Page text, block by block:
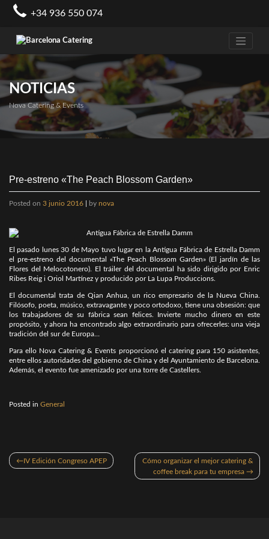
+34 936 550 074
NOTICIAS
Nova Catering & Events
Pre-estreno «The Peach Blossom Garden»
Posted on 3 junio 2016 by nova
El pasado lunes 30 de Mayo tuvo lugar en la Antigua Fábrica de Estrella Damm
el pre-estreno del documental «The Peach Blossom Garden» (El jardín de las
Flores del Melocotonero). El tráiler del documental ha sido dirigido por Enric
Ribes Reig i Oriol Martínez y producido por La Lupa Produccions.
El documental trata de Qian Anhua, un rico empresario de la Nueva China.
Filósofo, poeta, músico, extravagante y poco ortodoxo, tiene una obsesión: que
los trabajadores de su fábrica sean felices. Invierte mucho dinero en este
propósito, y ahora ha encontrado algo extraordinario para ofrecerles: una vieja
tradición del sur de Europa…
Para ello Nova Catering & Events proporcionó el catering para 150 asistentes,
entre ellos autoridades del gobierno de China y del Ayuntamiento de Barcelona.
Además, el evento fue amenizado por una torre de Castellers.
Posted in General
Navegación
de
IV Edición Congreso APEP
Cómo organizar el mejor catering &
coffee break para tu empresa